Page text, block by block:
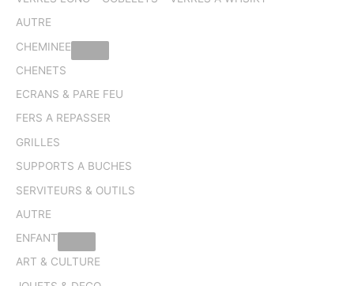
AUTRE
CHEMINEE
CHENETS
ECRANS & PARE FEU
FERS A REPASSER
GRILLES
SUPPORTS A BUCHES
SERVITEURS & OUTILS
AUTRE
ENFANT
ART & CULTURE